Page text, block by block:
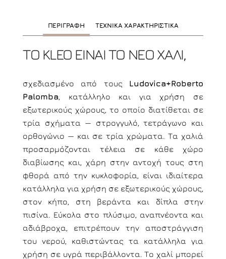
ΠΕΡΙΓΡΑΦΗ ΤΕΧΝΙΚΑ ΧΑΡΑΚΤΗΡΙΣΤΙΚΑ
ΤΟ KLEO ΕΙΝΑΙ ΤΟ ΝΕΟ ΧΑΛΙ,
σχεδιασμένο από τους Ludovica+Roberto
Palomba, κατάλληλο και για χρήση σε
εξωτερικούς χώρους, το οποίο διατίθεται σε
τρία σχήματα — στρογγυλό, τετράγωνο και
ορθογώνιο — και σε τρία χρώματα. Τα χαλιά
προσαρμόζονται τέλεια σε κάθε χώρο
διαβίωσης και, χάρη στην αντοχή τους στη
φθορά από την κυκλοφορία, είναι ιδιαίτερα
κατάλληλα για χρήση σε εξωτερικούς χώρους,
στον κήπο, στη βεράντα και δίπλα στην
πισίνα. Εύκολα στο πλύσιμο, αναπνέοντα και
αδιάβροχα, επιτρέπουν την αποστράγγιση
του νερού, καθιστώντας τα κατάλληλα για
χρήση σε υγρά περιβάλλοντα. Το χαλί μπορεί